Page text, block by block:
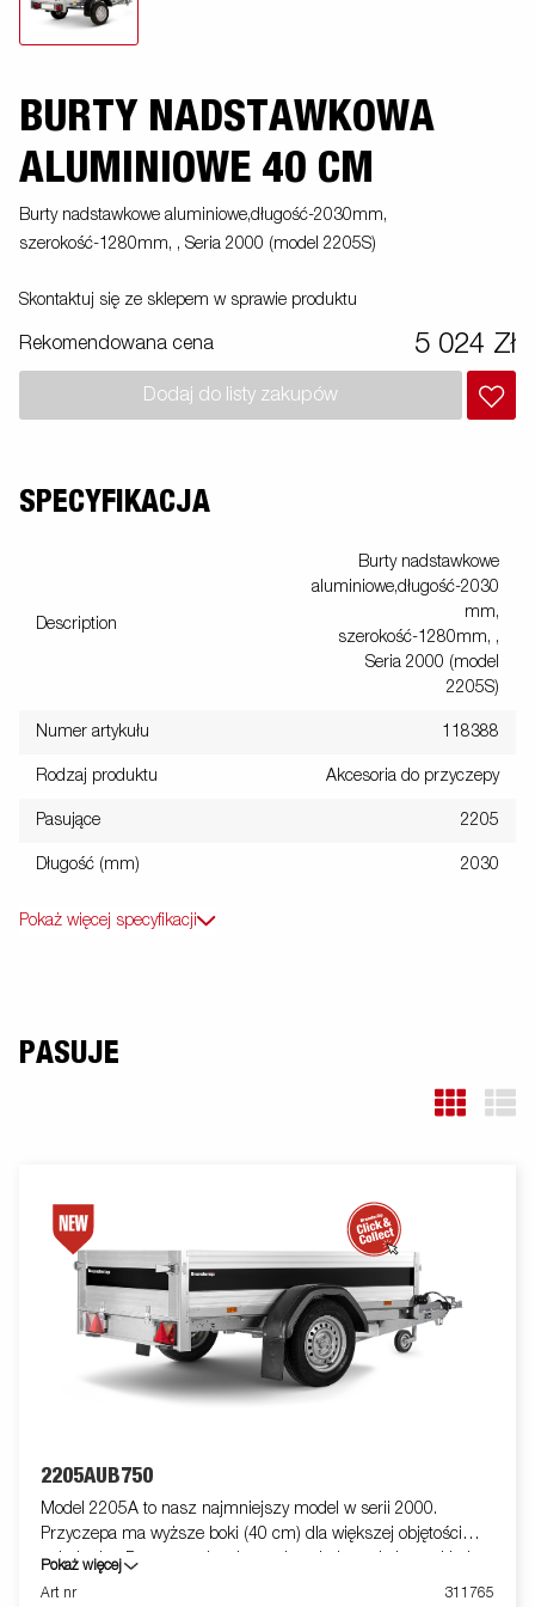
BURTY NADSTAWKOWA
ALUMINIOWE 40 CM
Burty nadstawkowe aluminiowe,długość-2030mm,
szerokość-1280mm, , Seria 2000 (model 2205S)
Skontaktuj się ze sklepem w sprawie produktu
Rekomendowana cena 5 024 Zł
Dodaj do listy zakupów
SPECYFIKACJA
Description
Burty nadstawkowe
aluminiowe,długość-2030
mm,
szerokość-1280mm, ,
Seria 2000 (model
2205S)
Numer artykułu 118388
Rodzaj produktu Akcesoria do przyczepy
Pasujące 2205
Długość (mm) 2030
Pokaż więcej specyfikacji
PASUJE
2205AUB750
Model 2205A to nasz najmniejszy model w serii 2000.
Przyczepa ma wyższe boki (40 cm) dla większej objętości
załadunku. Przyczepa jest łatwa do załadowania i ma składany
przedni i tylny panel do załadunku dłuższych towarów (nie
Pokaż więcej
Art nr
311765